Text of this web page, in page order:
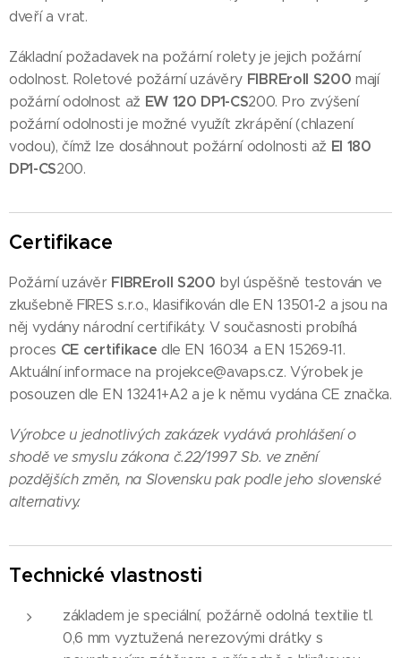
dveří a vrat.
Základní požadavek na požární rolety je jejich požární
odolnost. Roletové požární uzávěry FIBREroll S200mají
požární odolnost až EW 120 DP1-CS200. Pro zvýšení
požární odolnosti je možné využít zkrápění (chlazení
vodou), čímž lze dosáhnout požární odolnosti až EI 180
DP1-CS200.
Certifikace
Požární uzávěr FIBREroll S200 byl úspěšně testován ve
zkušebně FIRES s.r.o., klasifikován dle EN 13501‑2 a jsou na
něj vydány národní certifikáty. V současnosti probíhá
proces CE certifikace dle EN 16034 a EN 15269‑11.
Aktuální informace na projekce@avaps.cz. Výrobek je
posouzen dle EN 13241+A2 a je k němu vydána CE značka.
Výrobce u jednotlivých zakázek vydává prohlášení o
shodě ve smyslu zákona č.22/1997 Sb. ve znění
pozdějších změn, na Slovensku pak podle jeho slovenské
alternativy.
Technické vlastnosti
základem je speciální, požárně odolná textilie tl.
0,6 mm vyztužená nerezovými drátky s